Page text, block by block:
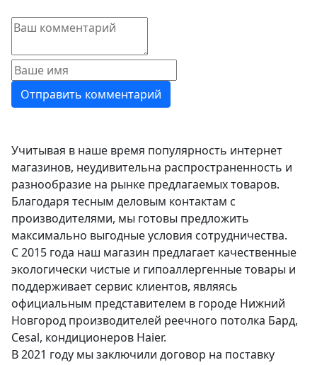
Учитывая в наше время популярность интернет
магазинов, неудивительна распространенность и
разнообразие на рынке предлагаемых товаров.
Благодаря тесным деловым контактам с
производителями, мы готовы предложить
максимально выгодные условия сотрудничества.
С 2015 года наш магазин предлагает качественные
экологически чистые и гипоаллергенные товары и
поддерживает сервис клиентов, являясь
официальным представителем в городе Нижний
Новгород производителей реечного потолка Бард,
Cesal, кондиционеров Haier.
В 2021 году мы заключили договор на поставку